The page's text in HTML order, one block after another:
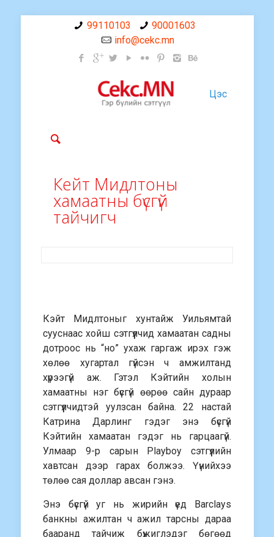
99110103
90001603
info@cekc.mn
Цэс
Кейт Мидлтоны
хамаатны бүсгүй
тайчигч
Кэйт Мидлтоныг хунтайж Уильямтай
сууснаас хойш сэтгүүлчид хамаатан садны
дотроос нь “но” ухаж гаргаж ирэх гэж
хөлөө хугартал гүйсэн ч амжилтанд
хүрээгүй аж. Гэтэл Кэйтийн холын
хамаатны нэг бүсгүй өөрөө сайн дураар
сэтгүүлчидтэй уулзсан байна. 22 настай
Катрина Дарлинг гэдэг энэ бүсгүй
Кэйтийн хамаатан гэдэг нь гарцаагүй.
Улмаар 9-р сарын Playboy сэтгүүлийн
хавтсан дээр гарах болжээ. Үүнийхээ
төлөө сая доллар авсан гэнэ.
Энэ бүсгүй уг нь жирийн үед Barclays
банкны ажилтан ч ажил тарсны дараа
бааранд тайчиж бүжиглэдэг бөгөөд